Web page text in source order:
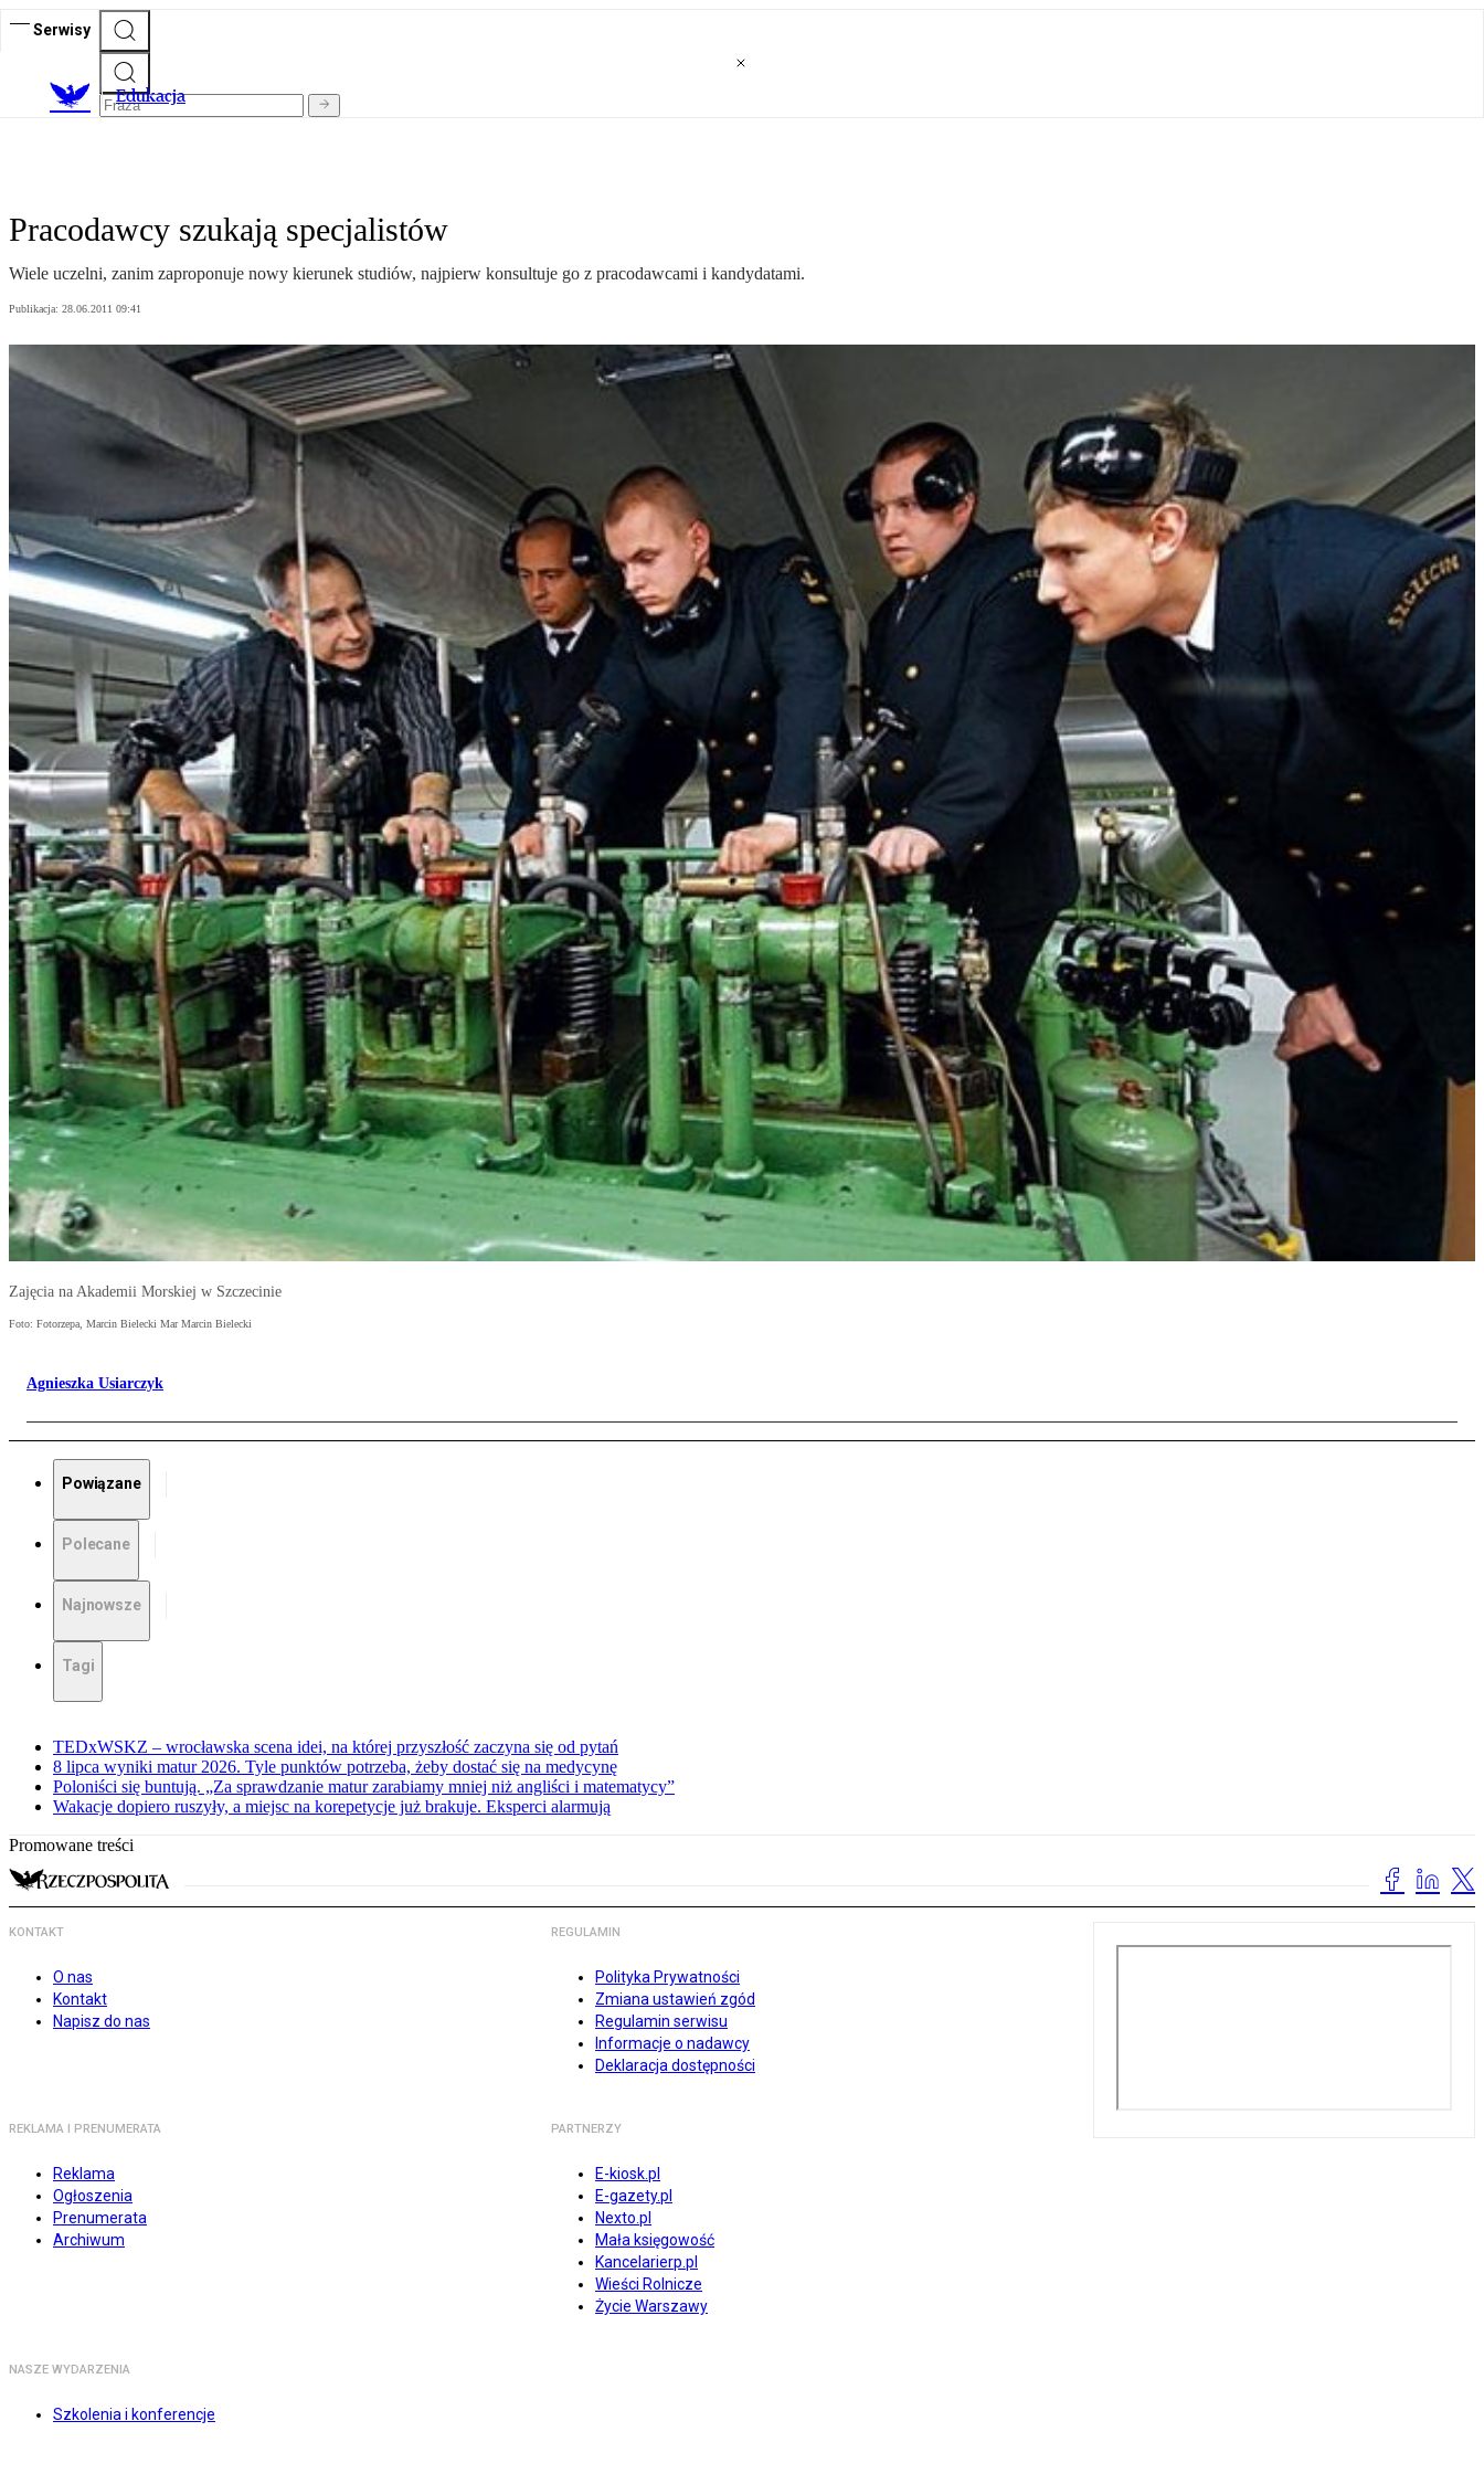
Serwisy
Edukacja
Pracodawcy szukają specjalistów
Wiele uczelni, zanim zaproponuje nowy kierunek studiów, najpierw konsultuje go z pracodawcami i kandydatami.
Publikacja: 28.06.2011 09:41
Zajęcia na Akademii Morskiej w Szczecinie
Foto: Fotorzepa, Marcin Bielecki Mar Marcin Bielecki
Agnieszka Usiarczyk
Powiązane
Polecane
Najnowsze
Tagi
TEDxWSKZ – wrocławska scena idei, na której przyszłość zaczyna się od pytań
8 lipca wyniki matur 2026. Tyle punktów potrzeba, żeby dostać się na medycynę
Poloniści się buntują. „Za sprawdzanie matur zarabiamy mniej niż angliści i matematycy”
Wakacje dopiero ruszyły, a miejsc na korepetycje już brakuje. Eksperci alarmują
Promowane treści
KONTAKT
O nas
Kontakt
Napisz do nas
REGULAMIN
Polityka Prywatności
Zmiana ustawień zgód
Regulamin serwisu
Informacje o nadawcy
Deklaracja dostępności
REKLAMA I PRENUMERATA
Reklama
Ogłoszenia
Prenumerata
Archiwum
PARTNERZY
E-kiosk.pl
E-gazety.pl
Nexto.pl
Mała księgowość
Kancelarierp.pl
Wieści Rolnicze
Życie Warszawy
NASZE WYDARZENIA
Szkolenia i konferencje